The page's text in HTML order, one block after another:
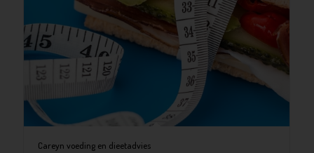
Careyn voeding en dieetadvies